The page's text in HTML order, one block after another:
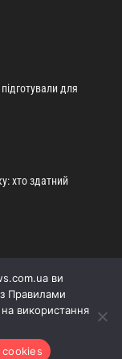
для
хто здатний
серпень: кому
ви
Правилами
використання